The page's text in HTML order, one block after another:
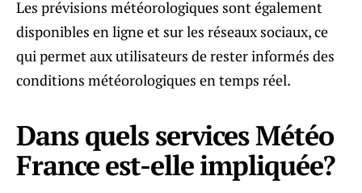
Les prévisions météorologiques sont également
disponibles en ligne et sur les réseaux sociaux, ce
qui permet aux utilisateurs de rester informés des
conditions météorologiques en temps réel.
Dans quels services Météo
France est-elle impliquée?